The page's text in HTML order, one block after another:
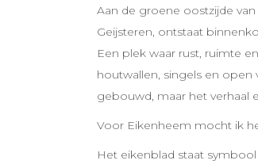
Aan de groene oostzijde
Geijsteren, ontstaat
Een plek waar rust, ruimte
houtwallen, singels en
gebouwd, maar het verhaal
Voor Eikenheem mocht ik
Het eikenblad staat